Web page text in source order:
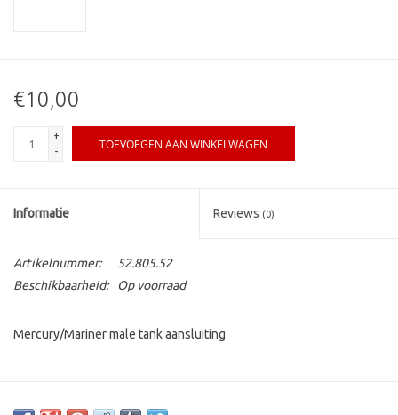
€10,00
+
-
TOEVOEGEN AAN WINKELWAGEN
Informatie Reviews (0)
Artikelnummer:
52.805.52
Beschikbaarheid:
Op voorraad
Mercury/Mariner male tank aansluiting